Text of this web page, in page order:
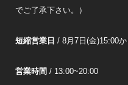
でご了承下さい。）
短縮営業日 / 8月7日(金)15:00か
営業時間 / 13:00~20:00